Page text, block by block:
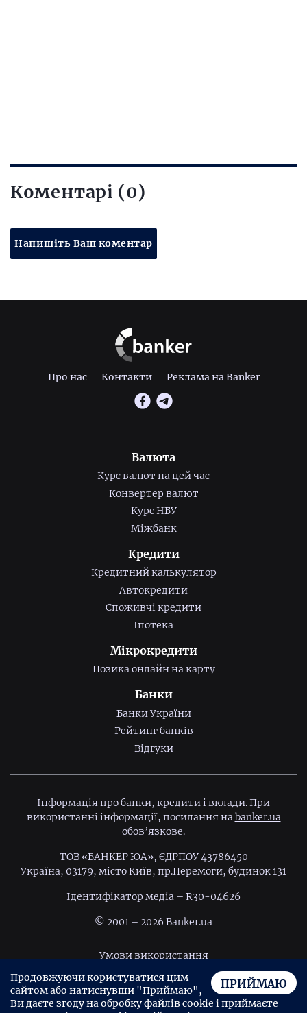
Коментарі (0)
Напишіть Ваш коментар
Про нас Контакти Реклама на Banker
Валюта
Курс валют на цей час
Конвертер валют
Курс НБУ
Міжбанк
Кредити
Кредитний калькулятор
Автокредити
Споживчі кредити
Іпотека
Мікрокредити
Позика онлайн на карту
Банки
Банки України
Рейтинг банків
Відгуки
Інформація про банки, кредити і вклади. При
використанні інформації, посилання наbanker.ua
обов’язкове.
ТОВ «БАНКЕР ЮА», ЄДРПОУ 43786450
Україна, 03179, місто Київ, пр.Перемоги, будинок 131
Ідентифiкатор медiа – R30-04626
© 2001 – 2026 Banker.ua
Умови використання
Політика конфіденційності
Угода користувача
ПРИЙМАЮ
Продовжуючи користуватися цим
сайтом або натиснувши "Приймаю",
Ви даєте згоду на обробку файлів cookie і приймаєте